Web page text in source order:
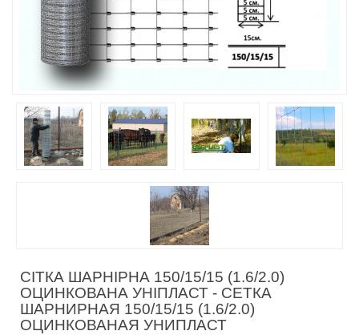
СІТКА ШАРНІРНА 150/15/15 (1.6/2.0)
ОЦИНКОВАНА УНІПЛАСТ - СЕТКА
ШАРНИРНАЯ 150/15/15 (1.6/2.0)
ОЦИНКОВАНАЯ УНИПЛАСТ